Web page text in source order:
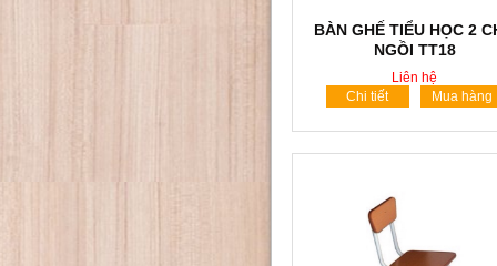
BÀN GHẾ TIỂU HỌC 2
NGỒI TT18
Liên hệ
Chi tiết
Mua hàng